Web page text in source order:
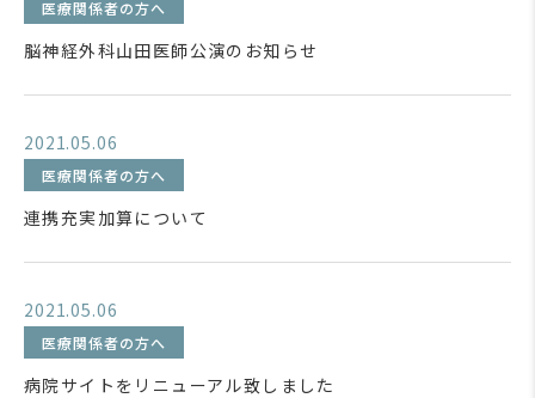
医療関係者の方へ
脳神経外科山田医師公演のお知らせ
2021.05.06
医療関係者の方へ
連携充実加算について
2021.05.06
医療関係者の方へ
病院サイトをリニューアル致しました